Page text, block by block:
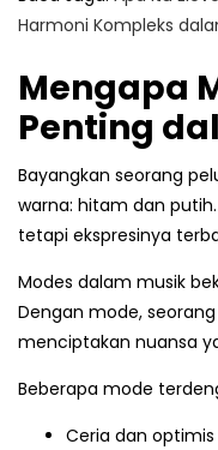
Harmoni Kompleks
Mengapa
Penting
Bayangkan seorang
warna: hitam dan
tetapi ekspresinya
Modes dalam musik
Dengan mode,
menciptakan nuansa
Beberapa mode
Ceria dan optimis